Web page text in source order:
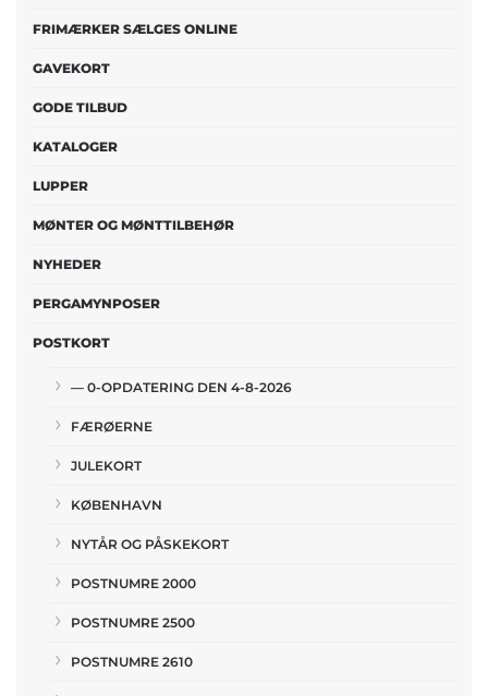
FRIMÆRKER SÆLGES ONLINE
GAVEKORT
GODE TILBUD
KATALOGER
LUPPER
MØNTER OG MØNTTILBEHØR
NYHEDER
PERGAMYNPOSER
POSTKORT
— 0-OPDATERING DEN 4-8-2026
FÆRØERNE
JULEKORT
KØBENHAVN
NYTÅR OG PÅSKEKORT
POSTNUMRE 2000
POSTNUMRE 2500
POSTNUMRE 2610